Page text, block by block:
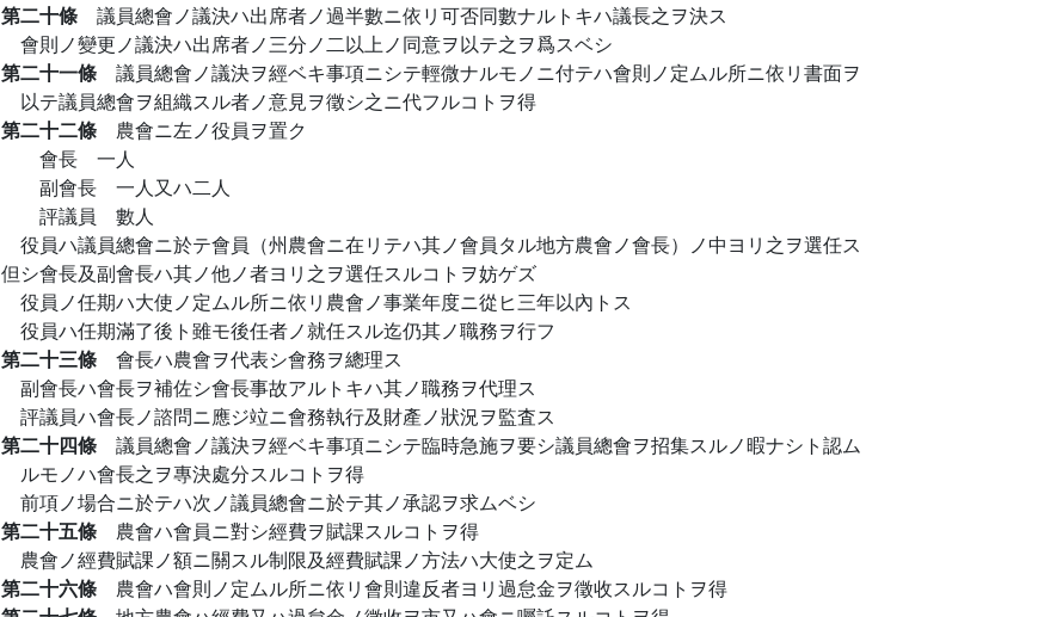
第二十條 議員總會ノ議決ハ出席者ノ過半數ニ依リ可否同數ナルトキハ議長之ヲ決ス
會則ノ變更ノ議決ハ出席者ノ三分ノ二以上ノ同意ヲ以テ之ヲ爲スベシ
第二十一條 議員總會ノ議決ヲ經ベキ事項ニシテ輕微ナルモノニ付テハ會則ノ定ムル所ニ依リ書面ヲ
以テ議員總會ヲ組織スル者ノ意見ヲ徵シ之ニ代フルコトヲ得
第二十二條 農會ニ左ノ役員ヲ置ク
會長 一人
副會長 一人又ハ二人
評議員 數人
役員ハ議員總會ニ於テ會員（州農會ニ在リテハ其ノ會員タル地方農會ノ會長）ノ中ヨリ之ヲ選任ス
但シ會長及副會長ハ其ノ他ノ者ヨリ之ヲ選任スルコトヲ妨ゲズ
役員ノ任期ハ大使ノ定ムル所ニ依リ農會ノ事業年度ニ從ヒ三年以內トス
役員ハ任期滿了後ト雖モ後任者ノ就任スル迄仍其ノ職務ヲ行フ
第二十三條 會長ハ農會ヲ代表シ會務ヲ總理ス
副會長ハ會長ヲ補佐シ會長事故アルトキハ其ノ職務ヲ代理ス
評議員ハ會長ノ諮問ニ應ジ竝ニ會務執行及財產ノ狀況ヲ監査ス
第二十四條 議員總會ノ議決ヲ經ベキ事項ニシテ臨時急施ヲ要シ議員總會ヲ招集スルノ暇ナシト認ム
ルモノハ會長之ヲ專決處分スルコトヲ得
前項ノ場合ニ於テハ次ノ議員總會ニ於テ其ノ承認ヲ求ムベシ
第二十五條 農會ハ會員ニ對シ經費ヲ賦課スルコトヲ得
農會ノ經費賦課ノ額ニ關スル制限及經費賦課ノ方法ハ大使之ヲ定ム
第二十六條 農會ハ會則ノ定ムル所ニ依リ會則違反者ヨリ過怠金ヲ徵收スルコトヲ得